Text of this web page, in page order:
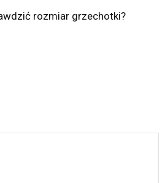
rozmiar grzechotki?